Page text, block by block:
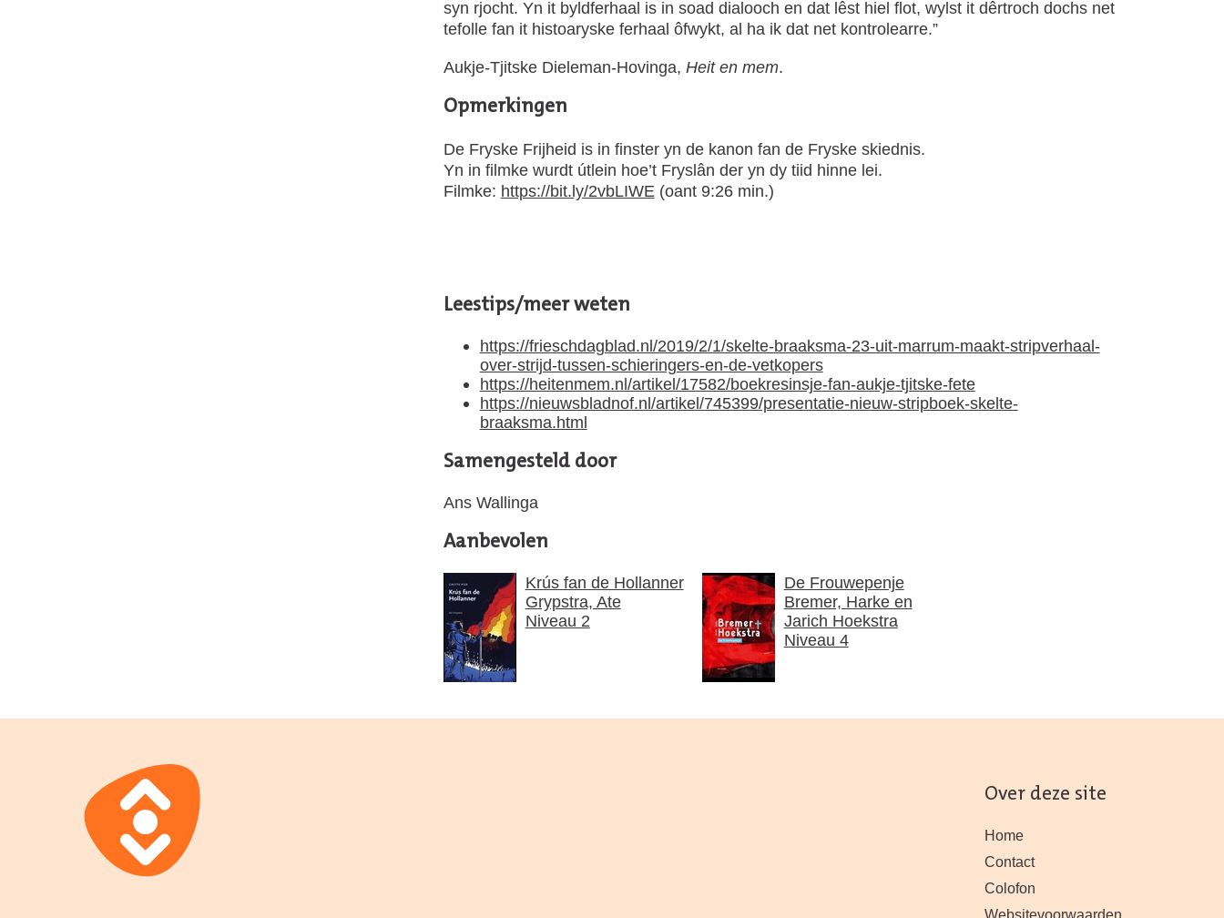
syn rjocht. Yn it byldferhaal is in soad dialooch en dat lêst hiel flot, wylst it dêrtroch dochs net
tefolle fan it histoaryske ferhaal ôfwykt, al ha ik dat net kontrolearre.”
Aukje-Tjitske Dieleman-Hovinga, Heit en mem.
Opmerkingen
De Fryske Frijheid is in finster yn de kanon fan de Fryske skiednis.
Yn in filmke wurdt útlein hoe’t Fryslân der yn dy tiid hinne lei.
Filmke: https://bit.ly/2vbLIWE (oant 9:26 min.)
Leestips/meer weten
https://frieschdagblad.nl/2019/2/1/skelte-braaksma-23-uit-marrum-maakt-stripverhaal-
over-strijd-tussen-schieringers-en-de-vetkopers
https://heitenmem.nl/artikel/17582/boekresinsje-fan-aukje-tjitske-fete
https://nieuwsbladnof.nl/artikel/745399/presentatie-nieuw-stripboek-skelte-
braaksma.html
Samengesteld door
Ans Wallinga
Aanbevolen
Krús fan de Hollanner
Grypstra, Ate
Niveau 2
De Frouwepenje
Bremer, Harke en
Jarich Hoekstra
Niveau 4
Over deze site
Home
Contact
Colofon